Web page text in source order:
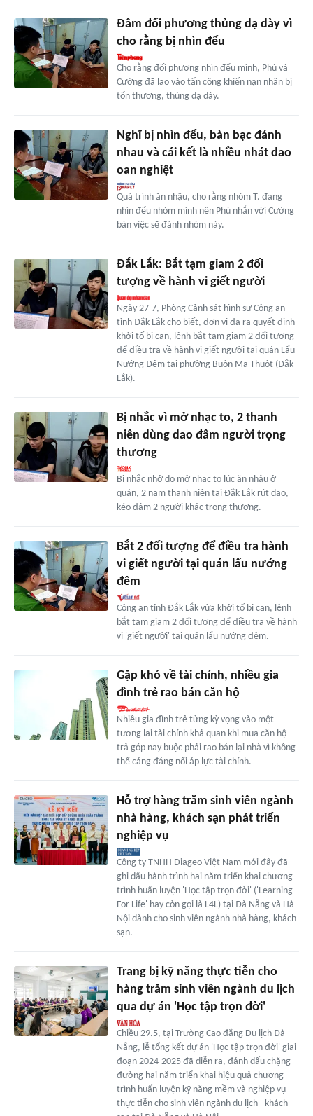
Đâm đối phương thủng dạ dày vì
cho rằng bị nhìn đểu
Cho rằng đối phương nhìn đểu mình, Phú và
Cường đã lao vào tấn công khiến nạn nhân bị
tổn thương, thủng dạ dày.
Nghĩ bị nhìn đểu, bàn bạc đánh
nhau và cái kết là nhiều nhát dao
oan nghiệt
Quá trình ăn nhậu, cho rằng nhóm T. đang
nhìn đểu nhóm mình nên Phú nhắn với Cường
bàn việc sẽ đánh nhóm này.
Đắk Lắk: Bắt tạm giam 2 đối
tượng về hành vi giết người
Ngày 27-7, Phòng Cảnh sát hình sự Công an
tỉnh Đắk Lắk cho biết, đơn vị đã ra quyết định
khởi tố bị can, lệnh bắt tạm giam 2 đối tượng
để điều tra về hành vi giết người tại quán Lẩu
Nướng Đêm tại phường Buôn Ma Thuột (Đắk
Lắk).
Bị nhắc vì mở nhạc to, 2 thanh
niên dùng dao đâm người trọng
thương
Bị nhắc nhở do mở nhạc to lúc ăn nhậu ở
quán, 2 nam thanh niên tại Đắk Lắk rút dao,
kéo đâm 2 người khác trọng thương.
Bắt 2 đối tượng để điều tra hành
vi giết người tại quán lẩu nướng
đêm
Công an tỉnh Đắk Lắk vừa khởi tố bị can, lệnh
bắt tạm giam 2 đối tượng để điều tra về hành
vi 'giết người' tại quán lẩu nướng đêm.
Gặp khó về tài chính, nhiều gia
đình trẻ rao bán căn hộ
Nhiều gia đình trẻ từng kỳ vọng vào một
tương lai tài chính khả quan khi mua căn hộ
trả góp nay buộc phải rao bán lại nhà vì không
thể cáng đáng nổi áp lực tài chính.
Hỗ trợ hàng trăm sinh viên ngành
nhà hàng, khách sạn phát triển
nghiệp vụ
Công ty TNHH Diageo Việt Nam mới đây đã
ghi dấu hành trình hai năm triển khai chương
trình huấn luyện 'Học tập trọn đời' ('Learning
For Life' hay còn gọi là L4L) tại Đà Nẵng và Hà
Nội dành cho sinh viên ngành nhà hàng, khách
sạn.
Trang bị kỹ năng thực tiễn cho
hàng trăm sinh viên ngành du lịch
qua dự án 'Học tập trọn đời'
Chiều 29.5, tại Trường Cao đẳng Du lịch Đà
Nẵng, lễ tổng kết dự án 'Học tập trọn đời' giai
đoạn 2024-2025 đã diễn ra, đánh dấu chặng
đường hai năm triển khai hiệu quả chương
trình huấn luyện kỹ năng mềm và nghiệp vụ
thực tiễn cho sinh viên ngành du lịch - khách